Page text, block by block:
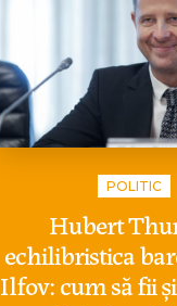
POLITIC
Hubert
echilibristica
Ilfov: cum să fii